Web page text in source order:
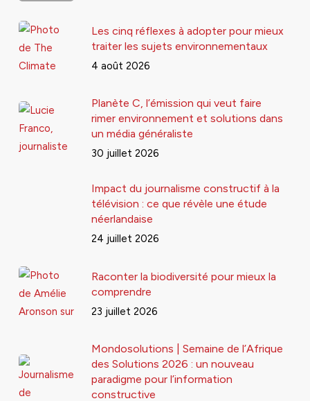
Les cinq réflexes à adopter pour mieux
traiter les sujets environnementaux
4 août 2026
Planète C, l’émission qui veut faire
rimer environnement et solutions dans
un média généraliste
30 juillet 2026
Impact du journalisme constructif à la
télévision : ce que révèle une étude
néerlandaise
24 juillet 2026
Raconter la biodiversité pour mieux la
comprendre
23 juillet 2026
Mondosolutions | Semaine de l’Afrique
des Solutions 2026 : un nouveau
paradigme pour l’information
constructive